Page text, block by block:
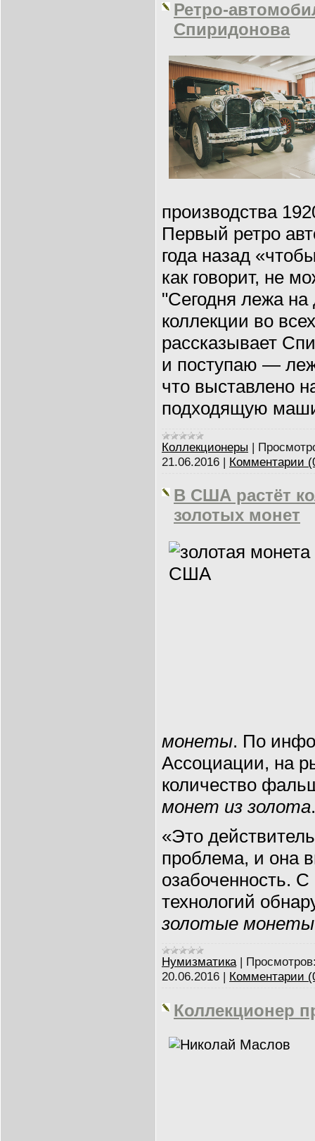
Ретро-
Спиридонова
производства
Первый ретро
года назад
как говорит, не
"Сегодня лежа
коллекции во
рассказывает
и поступаю —
что выставлено
подходящую
Коллекционеры |
21.06.2016 | Комментарии
В США растёт
золотых монет
монеты. По
Ассоциации, на
количество
монет из золота.
«Это
проблема, и она
озабоченность.
технологий
золотые монеты
Нумизматика|
20.06.2016 | Комментарии
Коллекционер